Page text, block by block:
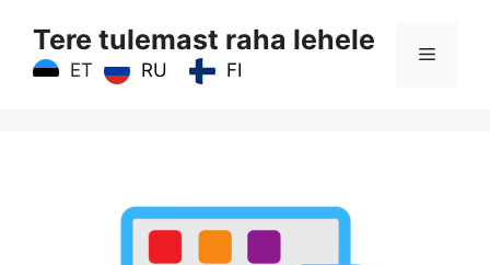
content
Tere tulemast raha lehele
ET RU FI
Menu